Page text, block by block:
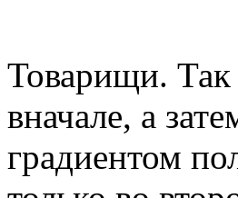
Товарищи.
вначале, а
градиентом